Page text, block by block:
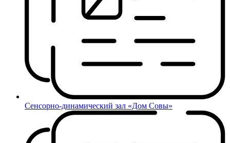
Сенсорно-динамический зал «Дом Совы»